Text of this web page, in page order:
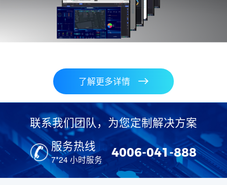
了解更多详情
联系我们团队，为您定制解决方案
服务热线
7*24 小时服务 4006-041-888